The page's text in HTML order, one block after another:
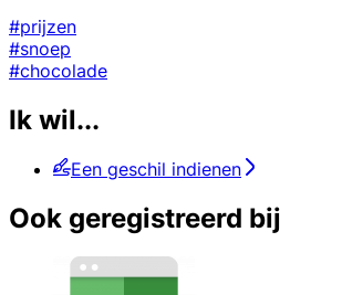
#prijzen
#snoep
#chocolade
Ik wil...
Een geschil indienen
Ook geregistreerd bij